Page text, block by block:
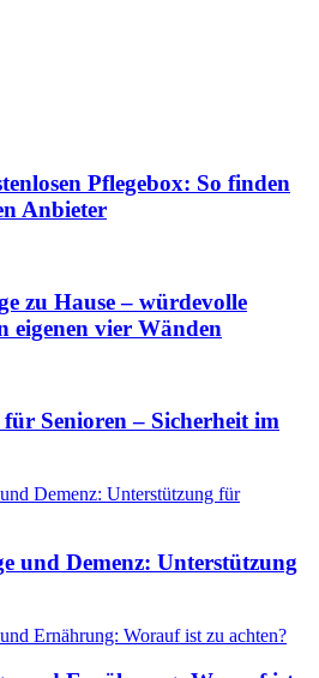
Pflegebox: So finden
Anbieter
zu Hause – würdevolle
eigenen vier Wänden
Senioren – Sicherheit im
und Demenz: Unterstützung